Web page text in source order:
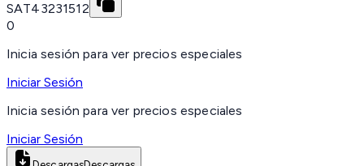
SAT43231512
0
Inicia sesión para ver precios especiales
Iniciar Sesión
Inicia sesión para ver precios especiales
Iniciar Sesión